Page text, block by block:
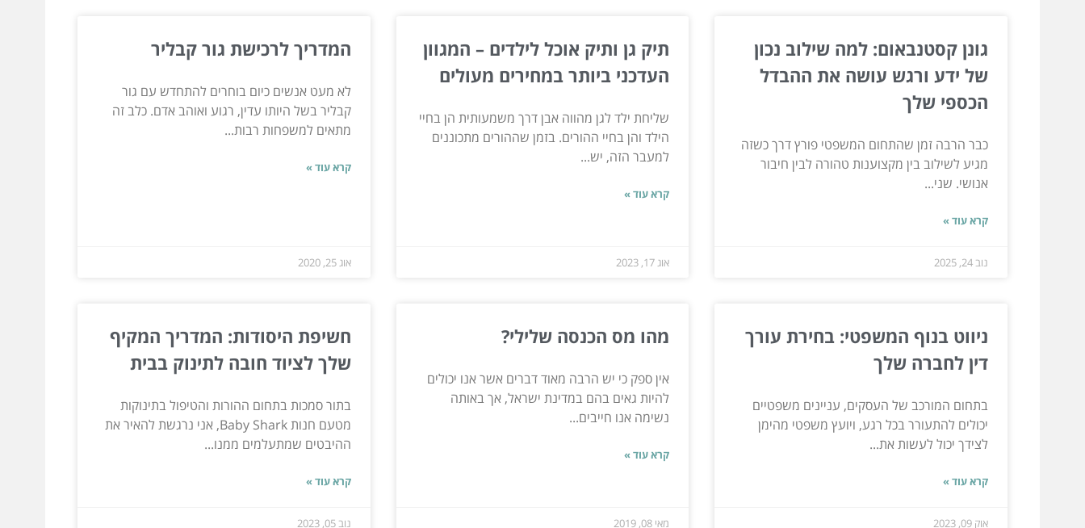
גונן קסטנבאום: למה שילוב נכון
של ידע ורגש עושה את ההבדל
הכספי שלך
כבר הרבה זמן שהתחום המשפטי פורץ דרך כשזה
מגיע לשילוב בין מקצוענות טהורה לבין חיבור
אנושי. שני...
קרא עוד »
נוב 24, 2025
תיק גן ותיק אוכל לילדים – המגוון
העדכני ביותר במחירים מעולים
שליחת ילד לגן מהווה אבן דרך משמעותית הן בחיי
הילד והן בחיי ההורים. בזמן שההורים מתכוננים
למעבר הזה, יש...
קרא עוד »
אוג 17, 2023
המדריך לרכישת גור קבליר
לא מעט אנשים כיום בוחרים להתחדש עם גור
קבליר בשל היותו עדין, רגוע ואוהב אדם. כלב זה
מתאים למשפחות רבות...
קרא עוד »
אוג 25, 2020
ניווט בנוף המשפטי: בחירת עורך
דין לחברה שלך
בתחום המורכב של העסקים, עניינים משפטיים
יכולים להתעורר בכל רגע, ויועץ משפטי מהימן
לצידך יכול לעשות את...
קרא עוד »
אוק 09, 2023
מהו מס הכנסה שלילי?
אין ספק כי יש הרבה מאוד דברים אשר אנו יכולים
להיות גאים בהם במדינת ישראל, אך באותה
נשימה אנו חייבים...
קרא עוד »
מאי 08, 2019
חשיפת היסודות: המדריך המקיף
שלך לציוד חובה לתינוק בבית
בתור סמכות בתחום ההורות והטיפול בתינוקות
מטעם חנות Baby Shark, אני נרגשת להאיר את
ההיבטים שמתעלמים ממנו...
קרא עוד »
נוב 05, 2023